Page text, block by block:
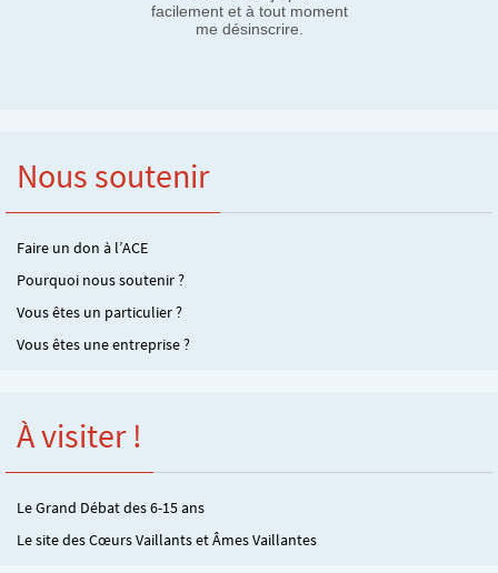
facilement et à tout moment
me désinscrire.
Nous soutenir
Faire un don à l’ACE
Pourquoi nous soutenir ?
Vous êtes un particulier ?
Vous êtes une entreprise ?
À visiter !
Le Grand Débat des 6-15 ans
Le site des Cœurs Vaillants et Âmes Vaillantes